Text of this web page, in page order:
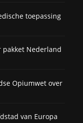
toepassing
pakket Nederland
Opiumwet over
van Europa